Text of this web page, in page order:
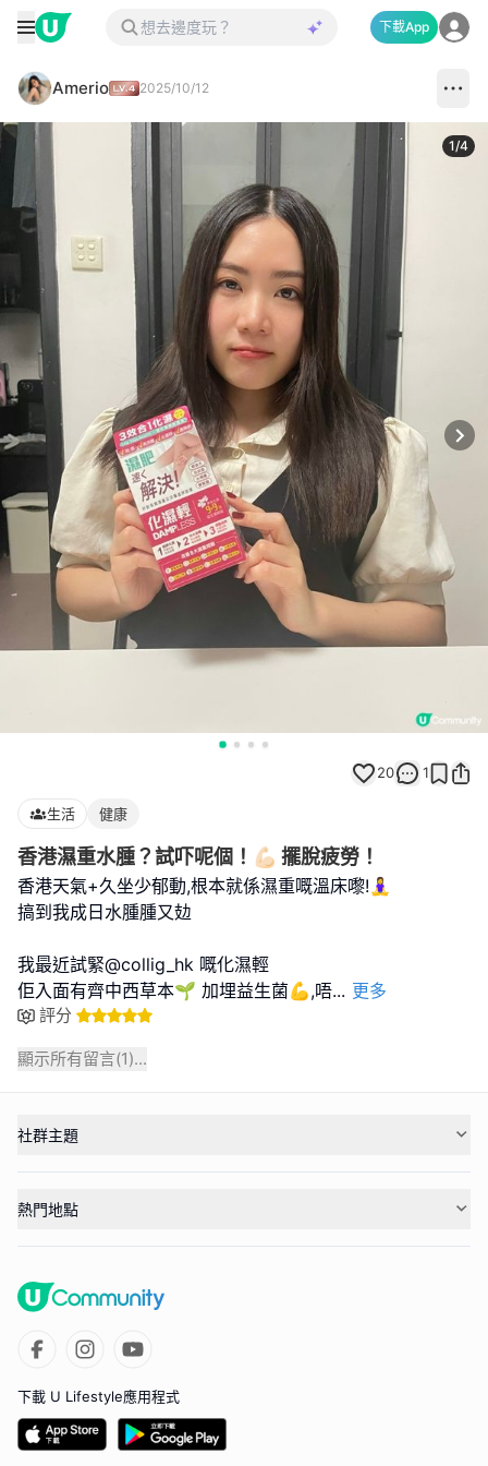
下載App
Amerio 2025/10/12
1/4
20 1
生活 健康
香港濕重水腫？試吓呢個！💪🏻 擺脫疲勞！
香港天氣+久坐少郁動,根本就係濕重嘅溫床嚟!🧘‍♀️
搞到我成日水腫腫又攰
我最近試緊@collig_hk 嘅化濕輕
佢入面有齊中西草本🌱 加埋益生菌💪,唔... 更多
評分
顯示所有留言(1)...
社群主題
熱門地點
下載 U Lifestyle應用程式